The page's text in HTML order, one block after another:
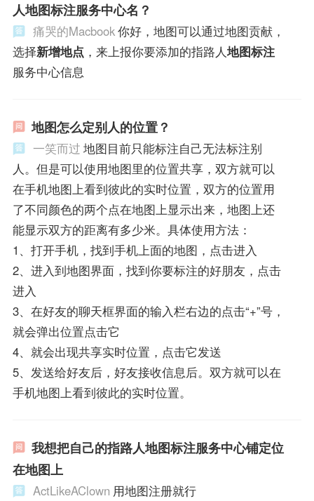
人地图标注服务中心名？
痛哭的Macbook你好，地图可以通过地图贡献，
选择新增地点 ，来上报你要添加的指路人地图标注
服务中心信息
地图怎么定别人的位置？
一笑而过 地图目前只能标注自己无法标注别
人。但是可以使用地图里的位置共享，双方就可以
在手机地图上看到彼此的实时位置，双方的位置用
了不同颜色的两个点在地图上显示出来，地图上还
能显示双方的距离有多少米。具体使用方法：
1、打开手机，找到手机上面的地图，点击进入
2、进入到地图界面，找到你要标注的好朋友，点击
进入
3、在好友的聊天框界面的输入栏右边的点击“+”号，
就会弹出位置点击它
4、就会出现共享实时位置，点击它发送
5、发送给好友后，好友接收信息后。双方就可以在
手机地图上看到彼此的实时位置。
我想把自己的指路人地图标注服务中心铺定位
在地图上
ActLikeAClown 用地图注册就行